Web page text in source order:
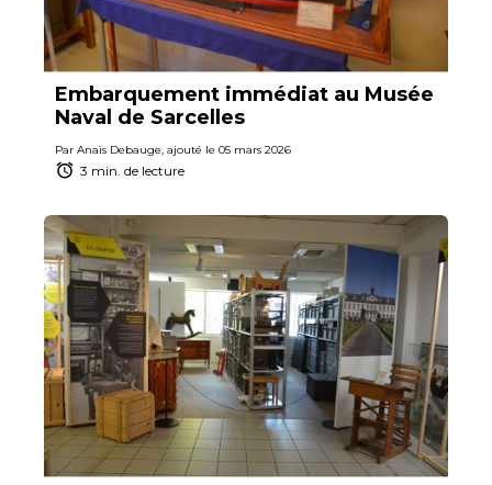
Embarquement immédiat au Musée
Naval de Sarcelles
Par Anaïs Debauge, ajouté le 05 mars 2026
3 min. de lecture